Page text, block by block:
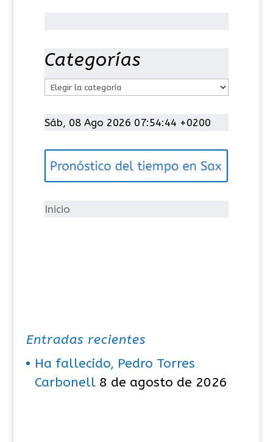
Categorías
t
g
í
Sáb, 08 Ago 2026 07:54:44 +0200
Inicio
Entradas recientes
Ha fallecido, Pedro Torres
Carbonell 8 de agosto de 2026